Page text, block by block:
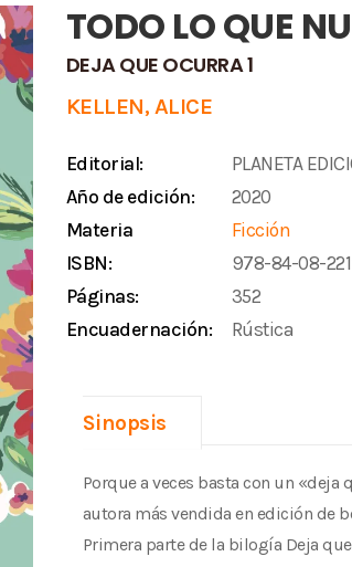
TODO LO QUE
DEJA QUE OCURRA 1
KELLEN, ALICE
Editorial:
PLANETA
Año de edición:
2020
Materia
Ficción
ISBN:
978-84-08-
Páginas:
352
Encuadernación:
Rústica
Sinopsis
Porque a veces basta con un «deja
autora más vendida en edición de
Primera parte de la bilogía Deja